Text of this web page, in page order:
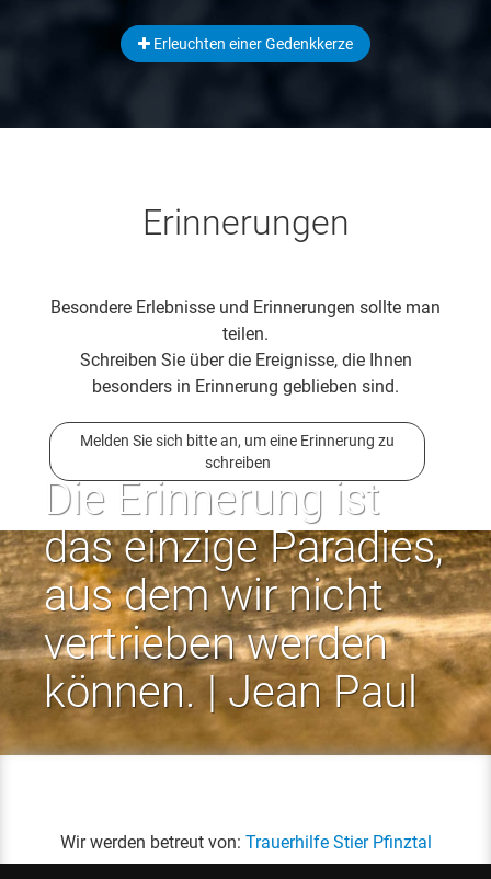
Erleuchten einer Gedenkkerze
Erinnerungen
Besondere Erlebnisse und Erinnerungen sollte man
teilen.
Schreiben Sie über die Ereignisse, die Ihnen
besonders in Erinnerung geblieben sind.
Melden Sie sich bitte an, um eine Erinnerung zu
schreiben
Die Erinnerung ist
das einzige Paradies,
aus dem wir nicht
vertrieben werden
können. | Jean Paul
Wir werden betreut von: Trauerhilfe Stier Pfinztal